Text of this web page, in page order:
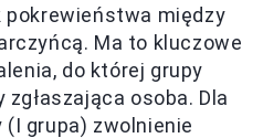
między
Ma to kluczowe
do której grupy
osoba. Dla
grupa) zwolnienie